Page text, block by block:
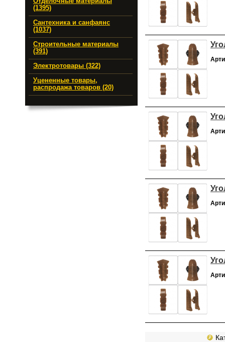
(1395)
Сантехника и санфаянс
(1037)
Строительные материалы
(391)
Электротовары (322)
Уцененные товары,
распродажа товаров (20)